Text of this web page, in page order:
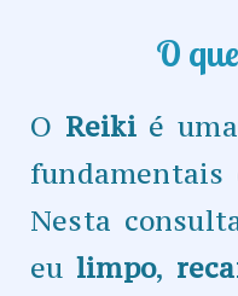
O
O Reikié
fundamentais
Nesta
eu limpo,